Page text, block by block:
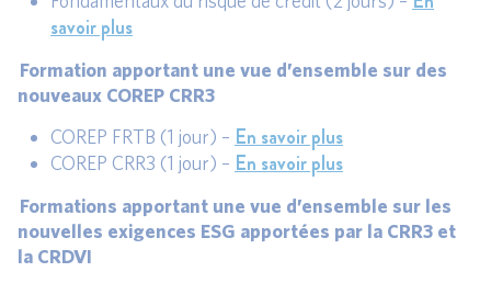
savoir plus
Formation apportant une vue d’ensemble sur des
nouveaux COREP CRR3
COREP FRTB (1 jour) – En savoir plus
COREP CRR3 (1 jour) – En savoir plus
Formations apportant une vue d’ensemble sur les
nouvelles exigences ESG apportées par la CRR3 et
la CRDVI